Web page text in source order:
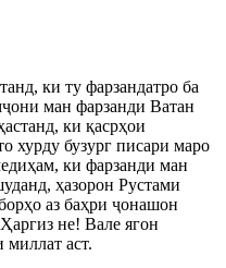
ки ту фарзандатро ба
ман фарзанди Ватан
ки қасрҳои
хурду бузург писари маро
ки фарзанди ман
ҳазорон Рустами
аз баҳри ҷонашон
не! Вале ягон
аст.